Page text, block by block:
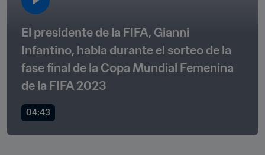
El presidente de la FIFA, Gianni
Infantino, habla durante el sorteo de la
fase final de la Copa Mundial Femenina
de la FIFA 2023
04:43